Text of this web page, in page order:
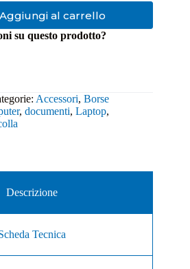
Aggiungi al carrello
su questo prodotto?
Accessori, Borse
, documenti, Laptop,
Descrizione
Tecnica